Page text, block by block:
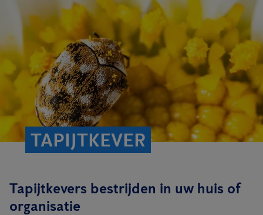
TAPIJTKEVER
Tapijtkevers bestrijden in uw huis of
organisatie